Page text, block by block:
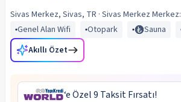
Sivas Merkez, Sivas, TR · Sivas Merkez Merkez:
Genel Alan Wifi
Otopark Sauna
Akıllı Özet
‘e Özel 9 Taksit Fırsatı!